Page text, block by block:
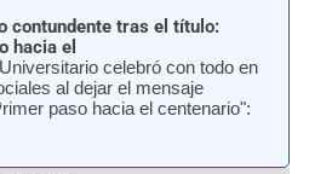
contundente tras el título:
hacia el
Universitario celebró con todo en
al dejar el mensaje
paso hacia el centenario":